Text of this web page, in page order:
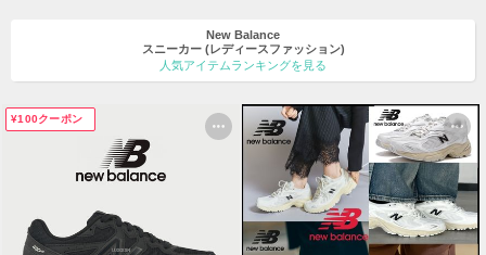
New Balance
スニーカー (レディースファッション)
人気アイテムランキングを見る
¥100クーポン